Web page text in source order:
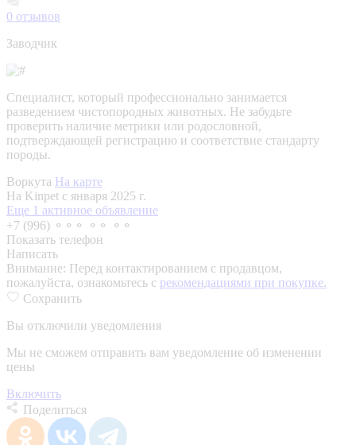
0 отзывов
Заводчик
Специалист, который профессионально занимается
разведением чистопородных животных. Не забудьте
проверить наличие метрики или родословной,
подтверждающей регистрацию и соответствие стандарту
породы.
Воркута На карте
На Kinpet c января 2025 г.
Еще 1 активное объявление
+7 (996) ⚬⚬⚬ ⚬⚬ ⚬⚬
Показать телефон
Написать
Внимание: Перед контактированием с продавцом,
пожалуйста, ознакомьтесь с рекомендациями при покупке.
Сохранить
Вы отключили уведомления
Мы не сможем отправить вам уведомление об изменении
цены
Включить
Поделиться